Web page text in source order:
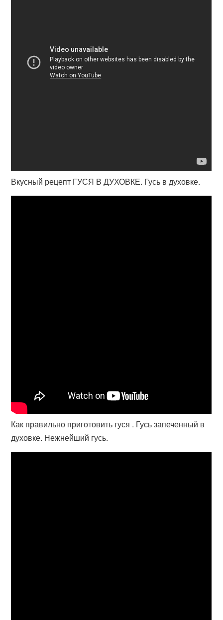
Вкусный рецепт ГУСЯ В ДУХОВКЕ. Гусь в духовке.
Как правильно приготовить гуся . Гусь запеченный в
духовке. Нежнейший гусь.